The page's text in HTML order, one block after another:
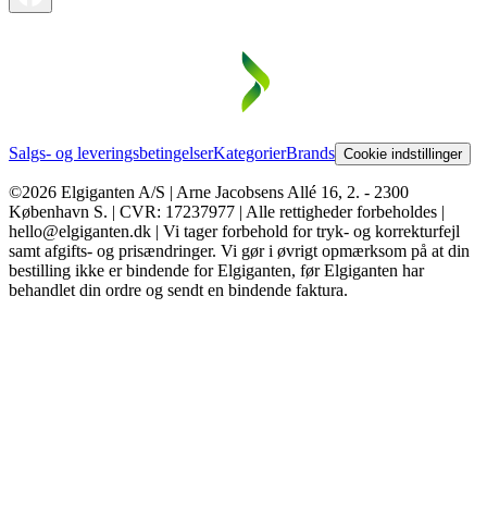
Salgs- og leveringsbetingelserKategorierBrands Cookie indstillinger
©2026 Elgiganten A/S | Arne Jacobsens Allé 16, 2. - 2300
København S. | CVR: 17237977 | Alle rettigheder forbeholdes |
hello@elgiganten.dk | Vi tager forbehold for tryk- og korrekturfejl
samt afgifts- og prisændringer. Vi gør i øvrigt opmærksom på at din
bestilling ikke er bindende for Elgiganten, før Elgiganten har
behandlet din ordre og sendt en bindende faktura.